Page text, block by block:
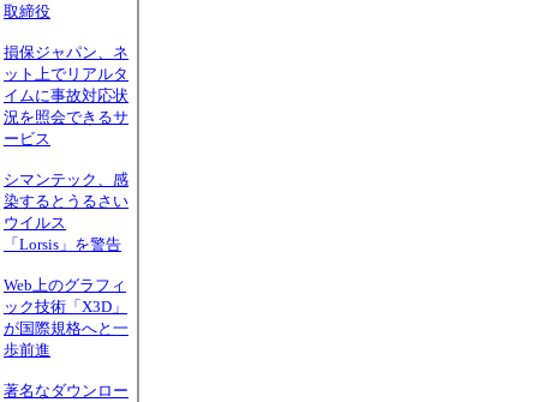
取締役
損保ジャパン、ネ
ット上でリアルタ
イムに事故対応状
況を照会できるサ
ービス
シマンテック、感
染するとうるさい
ウイルス
「Lorsis」を警告
Web上のグラフィ
ック技術「X3D」
が国際規格へと一
歩前進
著名なダウンロー